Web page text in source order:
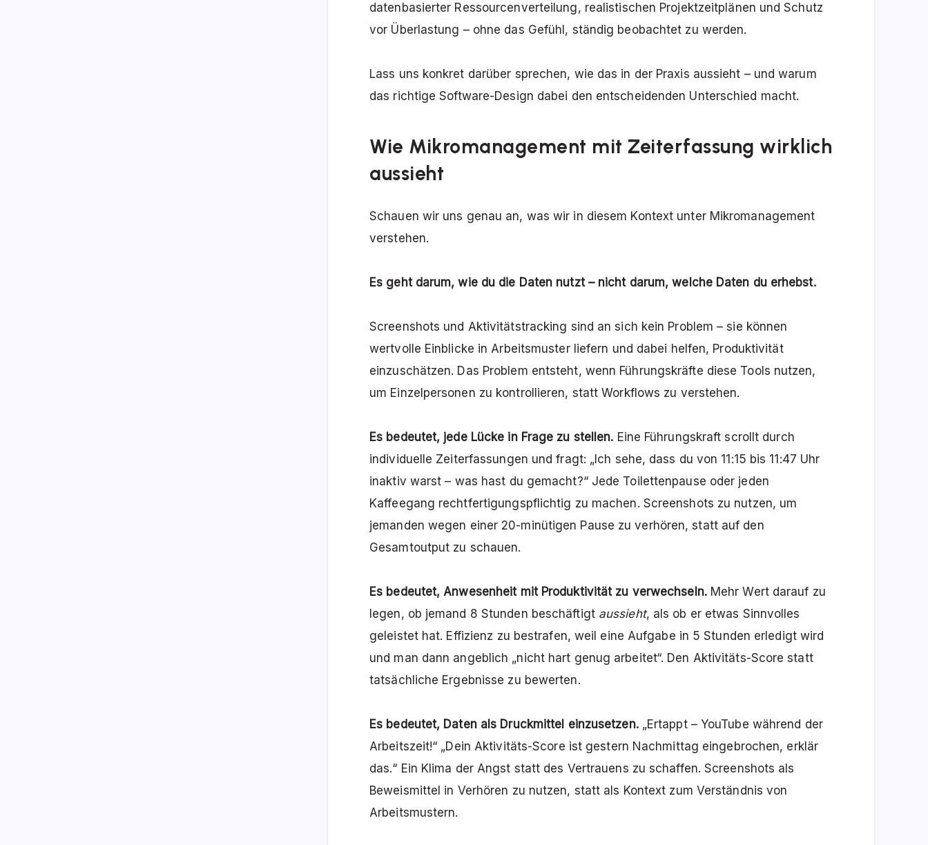
datenbasierter Ressourcenverteilung, realistischen Projektzeitplänen und Schutz
vor Überlastung – ohne das Gefühl, ständig beobachtet zu werden.
Lass uns konkret darüber sprechen, wie das in der Praxis aussieht – und warum
das richtige Software-Design dabei den entscheidenden Unterschied macht.
Wie Mikromanagement mit Zeiterfassung wirklich
aussieht
Schauen wir uns genau an, was wir in diesem Kontext unter Mikromanagement
verstehen.
Es geht darum, wie du die Daten nutzt – nicht darum, welche Daten du erhebst.
Screenshots und Aktivitätstracking sind an sich kein Problem – sie können
wertvolle Einblicke in Arbeitsmuster liefern und dabei helfen, Produktivität
einzuschätzen. Das Problem entsteht, wenn Führungskräfte diese Tools nutzen,
um Einzelpersonen zu kontrollieren, statt Workflows zu verstehen.
Es bedeutet, jede Lücke in Frage zu stellen. Eine Führungskraft scrollt durch
individuelle Zeiterfassungen und fragt: „Ich sehe, dass du von 11:15 bis 11:47 Uhr
inaktiv warst – was hast du gemacht?“ Jede Toilettenpause oder jeden
Kaffeegang rechtfertigungspflichtig zu machen. Screenshots zu nutzen, um
jemanden wegen einer 20-minütigen Pause zu verhören, statt auf den
Gesamtoutput zu schauen.
Es bedeutet, Anwesenheit mit Produktivität zu verwechseln.Mehr Wert darauf zu
legen, ob jemand 8 Stunden beschäftigt aussieht, als ob er etwas Sinnvolles
geleistet hat. Effizienz zu bestrafen, weil eine Aufgabe in 5 Stunden erledigt wird
und man dann angeblich „nicht hart genug arbeitet“. Den Aktivitäts-Score statt
tatsächliche Ergebnisse zu bewerten.
Es bedeutet, Daten als Druckmittel einzusetzen.„Ertappt – YouTube während der
Arbeitszeit!“ „Dein Aktivitäts-Score ist gestern Nachmittag eingebrochen, erklär
das.“ Ein Klima der Angst statt des Vertrauens zu schaffen. Screenshots als
Beweismittel in Verhören zu nutzen, statt als Kontext zum Verständnis von
Arbeitsmustern.